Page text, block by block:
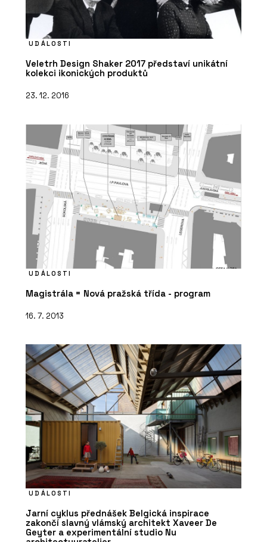
UDÁLOSTI
Veletrh Design Shaker 2017 představí unikátní
kolekci ikonických produktů
23. 12. 2016
UDÁLOSTI
Magistrála = Nová pražská třída - program
16. 7. 2013
UDÁLOSTI
Jarní cyklus přednášek Belgická inspirace
zakončí slavný vlámský architekt Xaveer De
Geyter a experimentální studio Nu